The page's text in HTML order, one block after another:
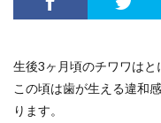
生後3ヶ月頃のチワワはと
この頃は歯が生える違和
ります。